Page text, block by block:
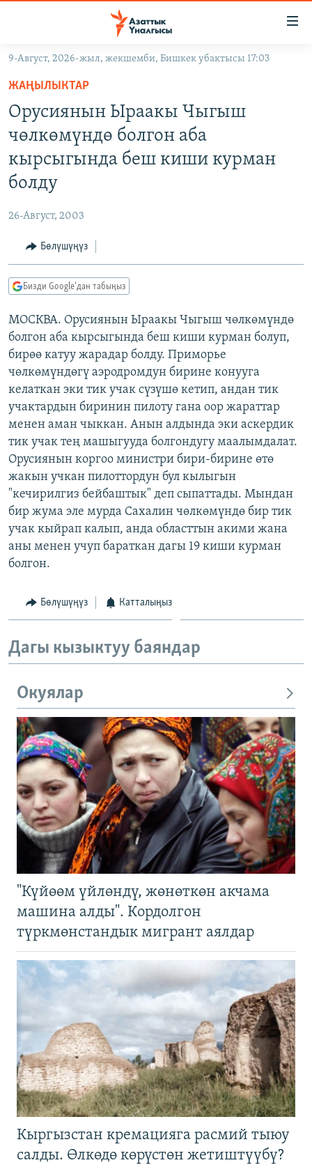
Навигацияга
өтүңүз
Издөөгө
салыңызКЫРГЫЗСТАН
ДҮЙНӨ
АТАЙЫН ИЛИКТӨӨ
БҮГҮН АЗАТТЫКТА
ЭКСПЕРТТЕР ТАЛДАЙТ
БИЗ ЖАНА ДҮЙНӨ
ЭЖЕ-СИҢДИЛЕР
АЗАТТЫК+
ЫҢГАЙСЫЗ СУРООЛОР
ПОДКАСТ
ӨЗГӨЧӨ ПИКИР
Русский
ОНЛАЙН ШЕРИНЕ
ЭЕ/АРнун бардык сайттары
9-Август, 2026-жыл, жекшемби, Бишкек убактысы 17:03
ЖАҢЫЛЫКТАР
Орусиянын Ыраакы Чыгыш
чөлкөмүндө болгон аба
кырсыгында беш киши курман
болду
26-Август, 2003
Бөлүшүңүз
Бизди Google'дан табыңыз
МОСКВА. Орусиянын Ыраакы Чыгыш чөлкөмүндө
болгон аба кырсыгында беш киши курман болуп,
бирөө катуу жарадар болду. Приморье
чөлкөмүндөгү аэродромдун бирине конууга
келаткан эки тик учак сүзүшө кетип, андан тик
учактардын биринин пилоту гана оор жараттар
менен аман чыккан. Анын алдында эки аскердик
тик учак тең машыгууда болгондугу маалымдалат.
Орусиянын коргоо министри бири-бирине өтө
жакын учкан пилоттордун бул кылыгын
"кечирилгиз бейбаштык" деп сыпаттады. Мындан
бир жума эле мурда Сахалин чөлкөмүндө бир тик
учак кыйрап калып, анда областтын акими жана
аны менен учуп бараткан дагы 19 киши курман
болгон.
Бөлүшүңүз Катталыңыз
Дагы кызыктуу баяндар
Окуялар
"Күйөөм үйлөндү, жөнөткөн акчама
машина алды". Кордолгон
түркмөнстандык мигрант аялдар
Кыргызстан кремацияга расмий тыюу
салды. Өлкөдө көрүстөн жетиштүүбү?